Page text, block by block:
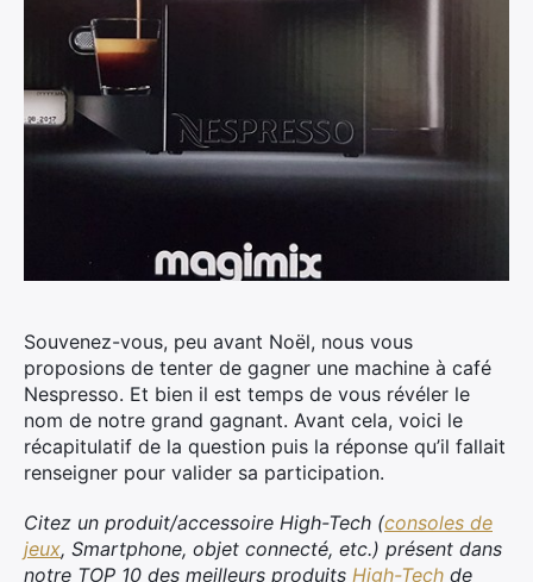
Souvenez-vous, peu avant Noël, nous vous
proposions de tenter de gagner une machine à café
Nespresso. Et bien il est temps de vous révéler le
nom de notre grand gagnant. Avant cela, voici le
récapitulatif de la question puis la réponse qu’il fallait
renseigner pour valider sa participation.
Citez un produit/accessoire High-Tech (consoles de
jeux, Smartphone, objet connecté, etc.) présent dans
notre TOP 10 des meilleurs produits High-Tech de